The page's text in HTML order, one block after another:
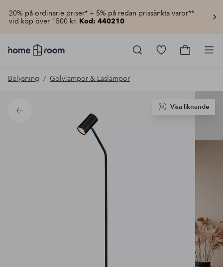
20% på ordinarie priser* + 5% på redan prissänkta varor**
vid köp över 1500 kr. Kod: 440210
Homeroom
–
hemmet
pris
Gå
Gå
Belysning Golvlampor & Läslampor
Tillbaka
Visa liknande